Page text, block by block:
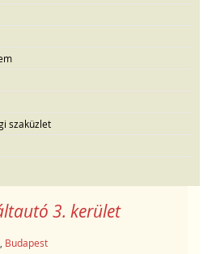
szaküzlet
3. kerület
Budapest